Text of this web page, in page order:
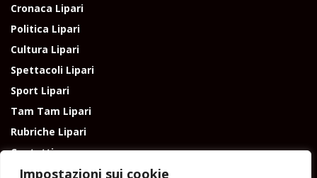
Impostazioni sui cookie
Cronaca Lipari
Politica Lipari
Cultura Lipari
Spettacoli Lipari
Sport Lipari
Tam Tam Lipari
Rubriche Lipari
Contatti